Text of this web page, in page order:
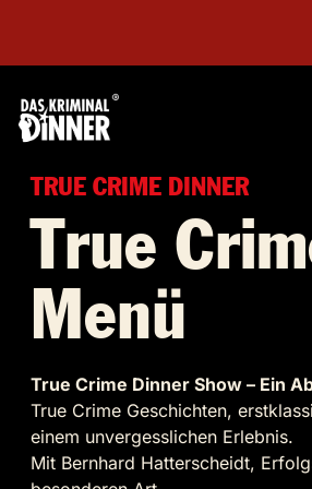
TRUE CRIME DINNER
True
Menü
True Crime Dinner Show – Ein
True Crime Geschichten,
einem unvergesslichen Erlebnis.
Mit Bernhard Hatterscheidt,